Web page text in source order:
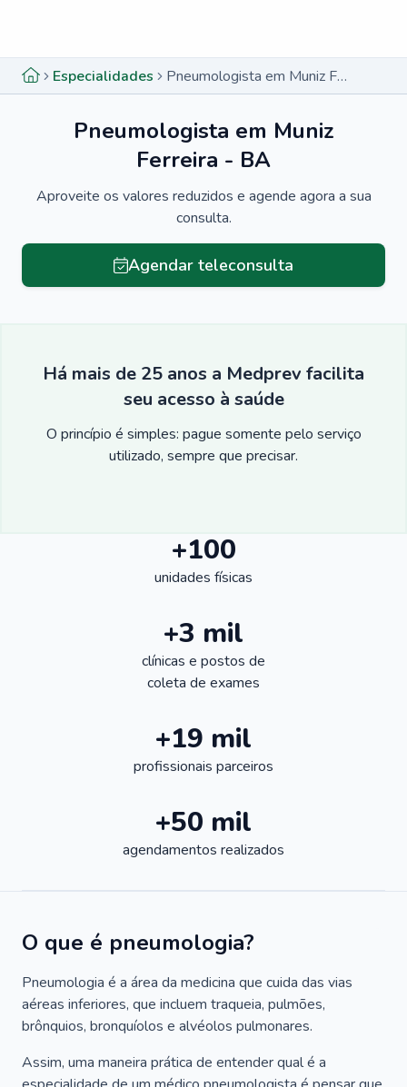
Especialidades Pneumologista em Muniz Ferreira - BA
Pneumologista em Muniz
Ferreira - BA
Aproveite os valores reduzidos e agende agora a sua
consulta.
Agendar teleconsulta
Há mais de 25 anos a Medprev facilita
seu acesso à saúde
O princípio é simples: pague somente pelo serviço
utilizado, sempre que precisar.
+100
unidades físicas
+3 mil
clínicas e postos de
coleta de exames
+19 mil
profissionais parceiros
+50 mil
agendamentos realizados
O que é pneumologia?
Pneumologia é a área da medicina que cuida das vias
aéreas inferiores, que incluem traqueia, pulmões,
brônquios, bronquíolos e alvéolos pulmonares.
Assim, uma maneira prática de entender qual é a